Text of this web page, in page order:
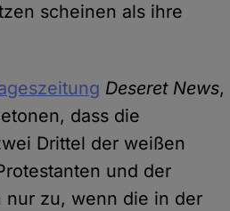
scheinen als ihre
Deseret News,
dass die
Drittel der weißen
und der
nur zu, wenn die in der